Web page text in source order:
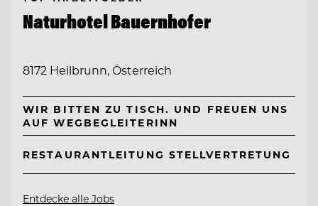
Naturhotel Bauernhofer
8172 Heilbrunn, Österreich
WIR BITTEN ZU TISCH. UND FREUEN UNS
AUF WEGBEGLEITERINN
RESTAURANTLEITUNG STELLVERTRETUNG
Entdecke alle Jobs